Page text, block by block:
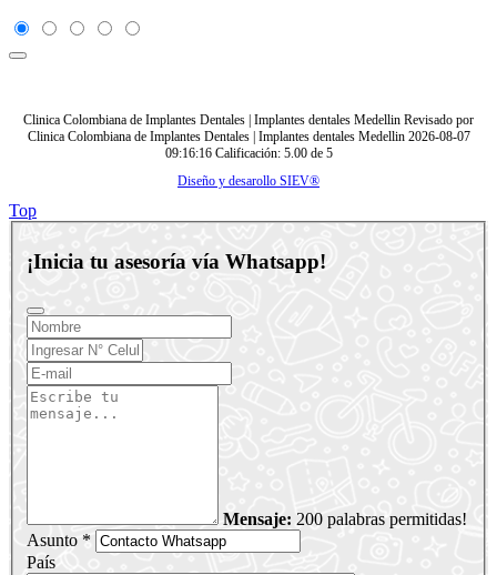
Clinica Colombiana de Implantes Dentales | Implantes dentales Medellin Revisado por
Clinica Colombiana de Implantes Dentales | Implantes dentales Medellin 2026-08-07
09:16:16 Calificación: 5.00 de 5
Diseño y desarollo SIEV®
Top
¡Inicia tu asesoría vía Whatsapp!
Mensaje: 200 palabras permitidas!
Asunto *
País